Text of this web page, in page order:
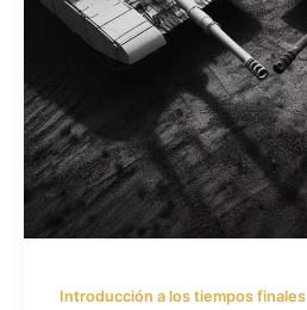
Introducción a los tiempos finales